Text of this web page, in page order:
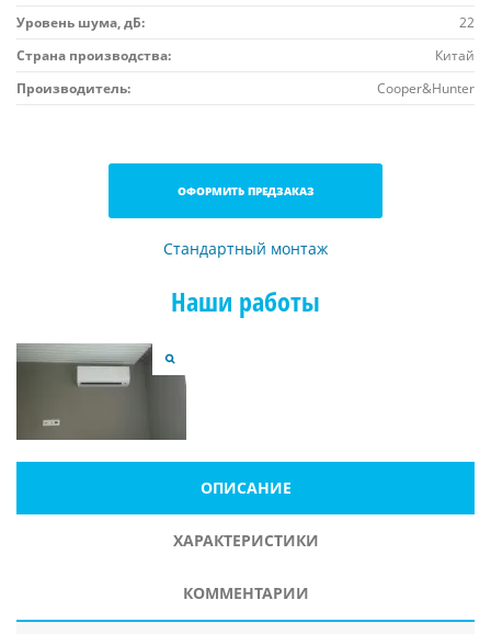
Уровень шума, дБ:
22
Страна производства:
Китай
Производитель:
Cooper&Hunter
ОФОРМИТЬ ПРЕДЗАКАЗ
Стандартный монтаж
Наши работы
ОПИСАНИЕ
ХАРАКТЕРИСТИКИ
КОММЕНТАРИИ